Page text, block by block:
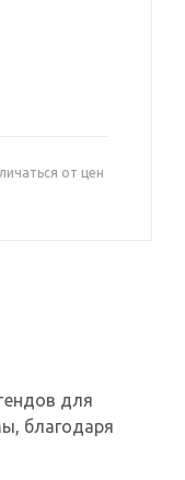
от цен
для
благодаря